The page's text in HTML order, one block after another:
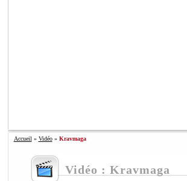
Accueil » Vidéo» Kravmaga
Vidéo : Kravmaga